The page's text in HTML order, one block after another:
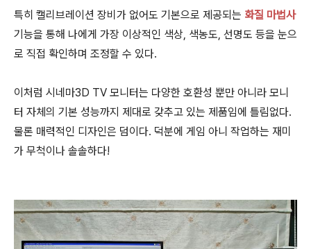
특히 캘리브레이션 장비가 없어도 기본으로 제공되는 화질 마법사
기능을 통해 나에게 가장 이상적인 색상, 색농도, 선명도 등을 눈으
로 직접 확인하며 조정할 수 있다.
이처럼 시네마3D TV 모니터는 다양한 호환성 뿐만 아니라 모니
터 자체의 기본 성능까지 제대로 갖추고 있는 제품임에 틀림없다.
물론 매력적인 디자인은 덤이다. 덕분에 게임 아니 작업하는 재미
가 무척이나 솔솔하다!